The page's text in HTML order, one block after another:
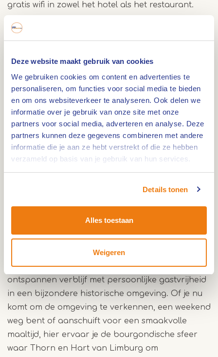
Deze website maakt gebruik van cookies
We gebruiken cookies om content en advertenties te
personaliseren, om functies voor social media te bieden
en om ons websiteverkeer te analyseren. Ook delen we
informatie over je gebruik van onze site met onze
partners voor social media, adverteren en analyse. Deze
partners kunnen deze gegevens combineren met andere
informatie die je aan ze hebt verstrekt of die ze hebben
verzameld op basis van je gebruik van hun services.
Details tonen
Alles toestaan
Weigeren
gratis wifi in zowel het hotel als het restaurant.
Bourgondisch genieten in het restaurant
restaurant van Hotel Restaurant Crasborn. Strijk
neer voor een kop koffie met Limburgse vlaai, een
uitgebreide lunch of een diner waarin de Franse
keuken en euregionale streekgerechten
samenkomen. De keuken werkt zoveel mogelijk
met verse seizoensproducten. In het voorjaar
staan asperges op het menu en in het najaar
bereiden de koks verschillende wildgerechten.
beschikbaar en houdt de keuken op aanvraag
Hotel Restaurant Crasborn staat voor een
ontspannen verblijf met persoonlijke gastvrijheid
in een bijzondere historische omgeving. Of je nu
komt om de omgeving te verkennen, een weekend
weg bent of aanschuift voor een smaakvolle
maaltijd, hier ervaar je de bourgondische sfeer
waar Thorn en Hart van Limburg om